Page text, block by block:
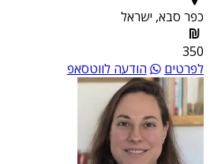
כפר סבא, ישראל
350
לפרטים
הודעה לווטסאפ